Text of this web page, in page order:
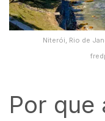
Niterói, Rio de
Por que